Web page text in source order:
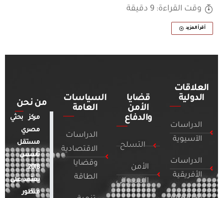
وقت القراءة: 9 دقيقة
أقرأ المزيد
العلاقات
الدولية
الدراسات
الآسيوية
الدراسات
الأفريقية
قضايا
الأمن
والدفاع
التسلح
الأمن
السيبراني
السياسات
العامة
الدراسات
الاقتصادية
وقضايا
الطاقة
من نحن
مركز بحثي
مصري
مستقل
تأسس
2018.
يعتمد على
منظور